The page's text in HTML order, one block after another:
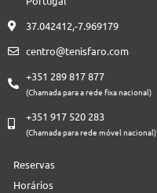
37.042412,-7.969179
centro@tenisfaro.com
+351 289 817 877
(Chamada para a rede fixa nacional)
+351 917 520 283
(Chamada para rede móvel nacional)
Reservas
Horários